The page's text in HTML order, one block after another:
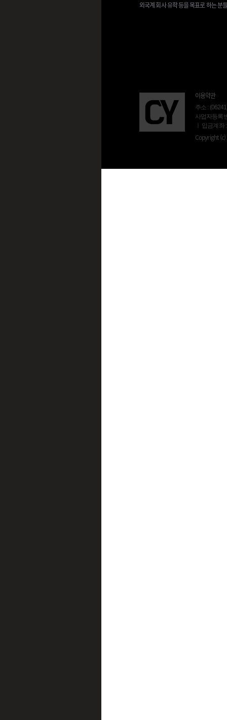
외국계 회사 유학 등을 목표로 하는 분
이용약관
주소 :
사업자등록
ㅣ 입금계
Copyright